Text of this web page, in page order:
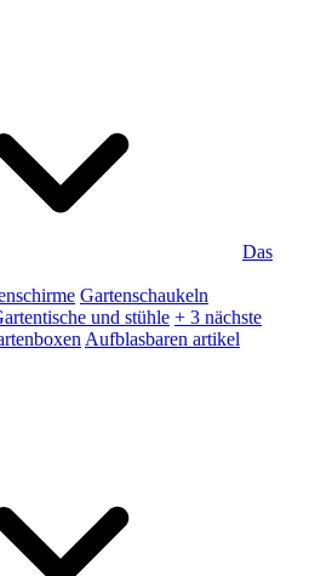
Das
Gartenschaukeln
und stühle + 3 nächste
Aufblasbaren artikel